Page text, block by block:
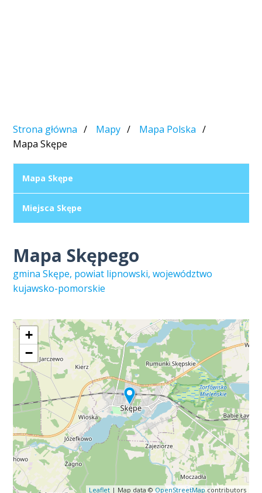
Strona główna Mapy
Mapa Polska
Mapa Skępe
Mapa Skępe
Miejsca Skępe
Mapa Skępego
gmina Skępe, powiat lipnowski, województwo
kujawsko-pomorskie
+
−
Leaflet| Map data © OpenStreetMapcontributors